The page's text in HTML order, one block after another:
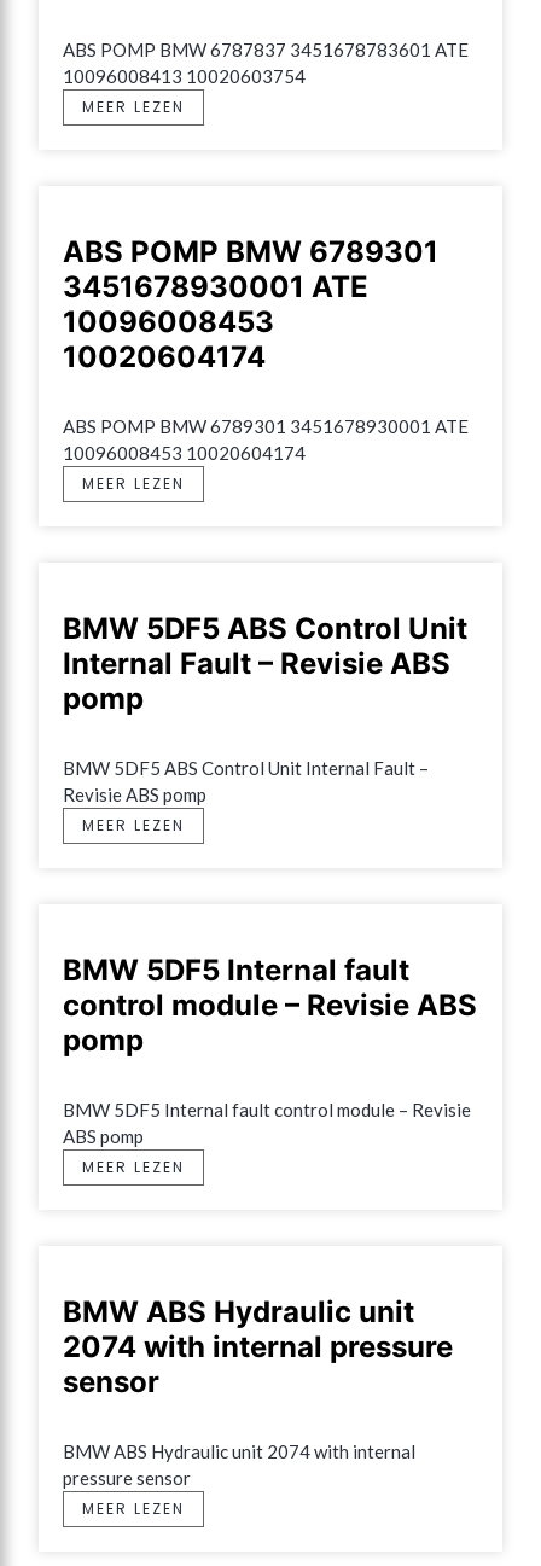
ABS POMP BMW 6787837 3451678783601 ATE
10096008413 10020603754
MEER LEZEN
ABS POMP BMW 6789301
3451678930001 ATE
10096008453
10020604174
ABS POMP BMW 6789301 3451678930001 ATE
10096008453 10020604174
MEER LEZEN
BMW 5DF5 ABS Control Unit
Internal Fault – Revisie ABS
pomp
BMW 5DF5 ABS Control Unit Internal Fault –
Revisie ABS pomp
MEER LEZEN
BMW 5DF5 Internal fault
control module – Revisie ABS
pomp
BMW 5DF5 Internal fault control module – Revisie
ABS pomp
MEER LEZEN
BMW ABS Hydraulic unit
2074 with internal pressure
sensor
BMW ABS Hydraulic unit 2074 with internal
pressure sensor
MEER LEZEN